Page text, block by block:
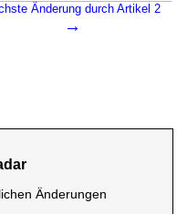
Änderung durch Artikel 2
→
Änderungen